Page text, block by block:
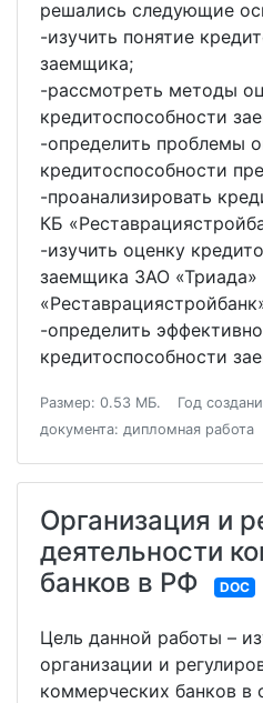
решались следующие
-изучить понятие
заемщика;
-рассмотреть методы
кредитоспособности
-определить проблемы
кредитоспособности
-проанализировать
КБ
-изучить оценку
заемщика ЗАО
-определить
кредитоспособности
Размер: 0.53 МБ. Год
документа: дипломная работа
Организация и
деятельности
банков в РФ
DOC
Цель данной работы –
организации и
коммерческих банков в